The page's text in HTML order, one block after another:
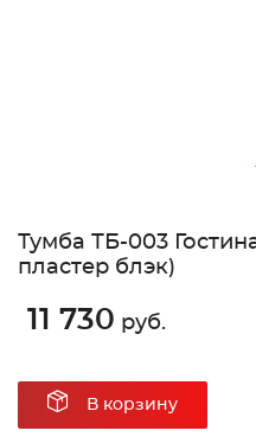
Тумба ТБ-003
пластер блэк)
11 730 руб.
В корзину